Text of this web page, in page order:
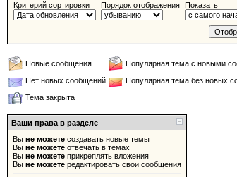
Критерий сортировки
Порядок отображения Показать
Новые сообщения
Популярная тема с новыми
Нет новых сообщений
Популярная тема без новых
Тема закрыта
Ваши права в разделе
Вы не можете создавать новые темы
Вы не можете отвечать в темах
Вы не можете прикреплять вложения
Вы не можете редактировать свои сообщения